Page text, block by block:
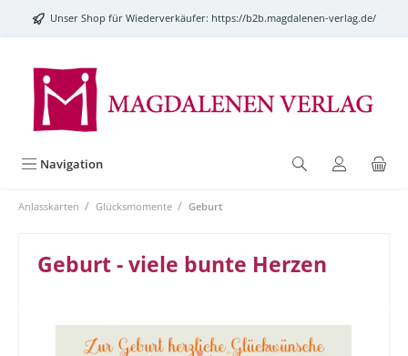
springenUnser Shop für Wiederverkäufer: https://b2b.magdalenen-verlag.de/
Navigation
Anlasskarten / Glücksmomente / Geburt
Geburt - viele bunte Herzen